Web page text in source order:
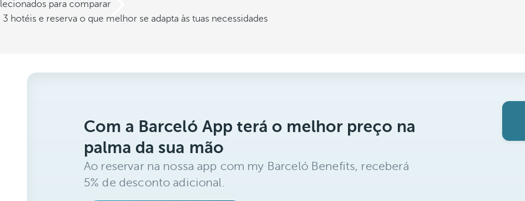
para comparar
hotéis e reserva o que melhor se adapta às tuas necessidades
Com a Barceló App terá o melhor preço na
palma da sua mão
Ao reservar na nossa app com my Barceló Benefits, receberá
5% de desconto adicional.